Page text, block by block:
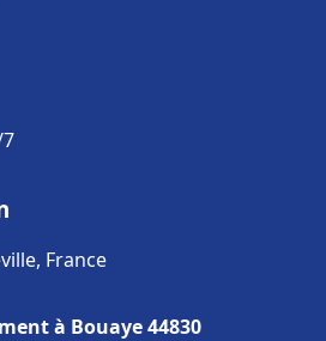
France
à Bouaye 44830